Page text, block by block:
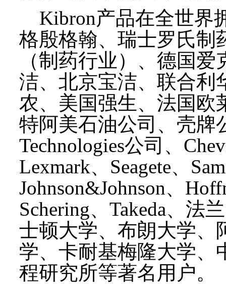
Kibron产品在全世界
格殷格翰、瑞士罗氏制
（制药行业）、德国
洁、北京宝洁、联合利
农、美国强生、法国欧
特阿美石油公司、壳牌
Technologies公司、
Lexmark、Seagete、
Johnson&Johnson、
Schering、Takeda、法
士顿大学、布朗大学、
学、卡耐基梅隆大学、
程研究所等著名用户。